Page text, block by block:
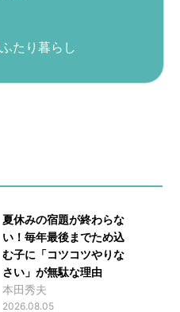
たり暮らし
夏休みの宿題が終わらな
い！毎年最後までため込
む子に「コツコツやりな
さい」が無駄な理由
本田秀夫
2026.08.05